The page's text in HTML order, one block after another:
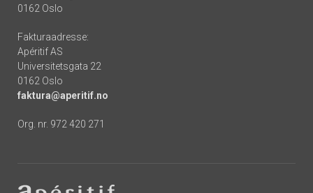
0162 Oslo
Fakturaadresse:
Apéritif AS
Universitetsgata 22
0162 Oslo
faktura@aperitif.no
Org. nr. 972 420 271